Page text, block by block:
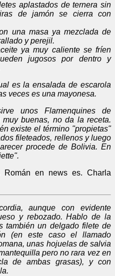
aplastados de ternera sin
de jamón se cierra con
una masa ya mezclada de
y perejil.
ya muy caliente se fríen
jugosos por dentro y
es la ensalada de escarola
veces es una mayonesa.
unos Flamenquines de
buenas, no da la receta.
existe el término "propietas"
fileteados, rellenos y luego
procede de Bolivia. En
en news es. Charla
aunque con evidente
y rebozado. Hablo de la
también un delgado filete de
(en este caso el llamado
unas hojuelas de salvia
pero no rara vez en
de ambas grasas), y con